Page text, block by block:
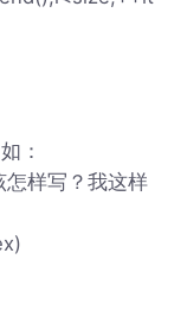
：
样写？我这样